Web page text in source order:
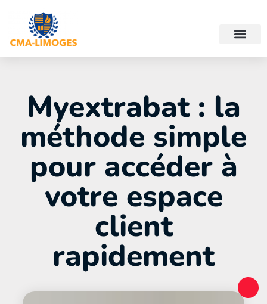
Myextrabat : la
méthode simple
pour accéder à
votre espace
client
rapidement